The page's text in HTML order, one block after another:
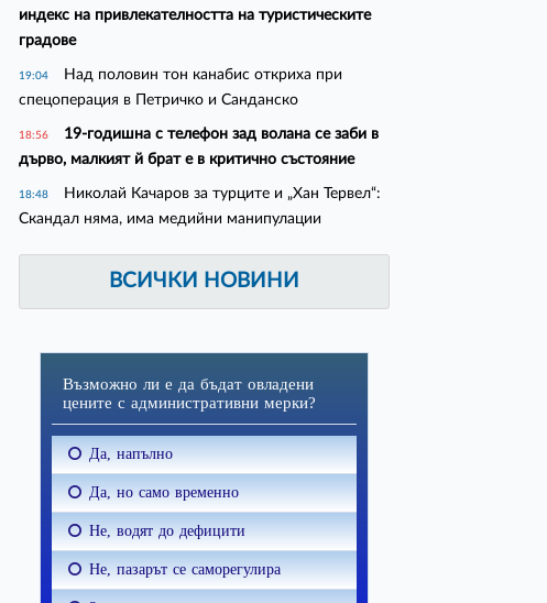
индекс на привлекателността на туристическите
градове
19:04
Над половин тон канабис откриха при
спецоперация в Петричко и Санданско
18:56
19-годишна с телефон зад волана се заби в
дърво, малкият й брат е в критично състояние
18:48
Николай Качаров за турците и „Хан Тервел“:
Скандал няма, има медийни манипулации
ВСИЧКИ НОВИНИ